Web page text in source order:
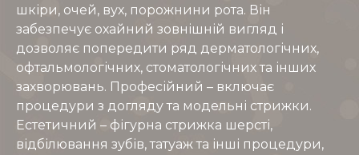
шкіри, очей, вух, порожнини рота. Він
забезпечує охайний зовнішній вигляд і
дозволяє попередити ряд дерматологічних,
офтальмологічних, стоматологічних та інших
захворювань. Професійний – включає
процедури з догляду та модельні стрижки.
Естетичний – фігурна стрижка шерсті,
відбілювання зубів, татуаж та інші процедури,